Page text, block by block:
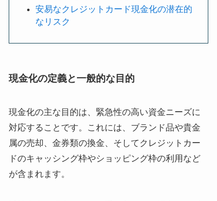
安易なクレジットカード現金化の潜在的
なリスク
現金化の定義と一般的な目的
現金化の主な目的は、緊急性の高い資金ニーズに
対応することです。これには、ブランド品や貴金
属の売却、金券類の換金、そしてクレジットカー
ドのキャッシング枠やショッピング枠の利用など
が含まれます。